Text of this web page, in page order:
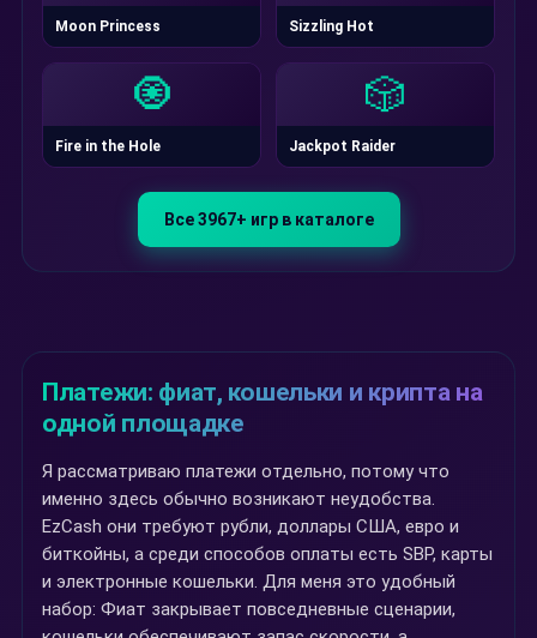
Moon Princess Sizzling Hot
🧿
Fire in the Hole
🎲
Jackpot Raider
Все 3967+ игр в каталоге
Платежи: фиат, кошельки и крипта на
одной площадке
Я рассматриваю платежи отдельно, потому что
именно здесь обычно возникают неудобства.
EzCash они требуют рубли, доллары США, евро и
биткойны, а среди способов оплаты есть SBP, карты
и электронные кошельки. Для меня это удобный
набор: Фиат закрывает повседневные сценарии,